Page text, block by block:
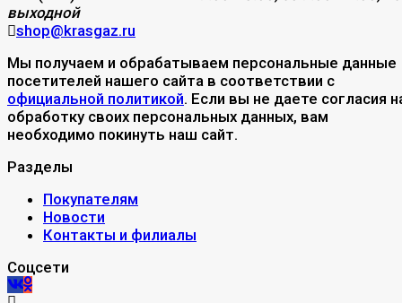
выходной
shop@krasgaz.ru
Мы получаем и обрабатываем персональные данные
посетителей нашего сайта в соответствии с
официальной политикой. Если вы не даете согласия
обработку своих персональных данных, вам
необходимо покинуть наш сайт.
Разделы
Покупателям
Новости
Контакты и филиалы
Соцсети